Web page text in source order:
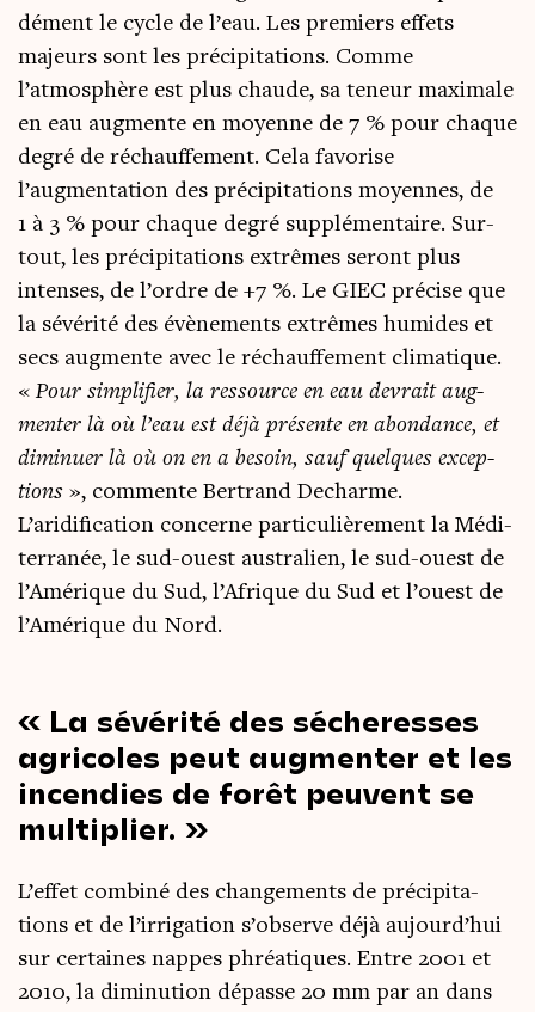
dé­ment le cycle de l’eau. Les pre­miers effets
majeurs sont les pré­ci­pi­ta­tions. Comme
l’atmosphère est plus chaude, sa teneur maxi­male
en eau aug­mente en moyenne de 7 % pour chaque
degré de réchauf­fe­ment. Cela favo­rise
l’augmentation des pré­ci­pi­ta­tions moyennes, de
1 à 3 % pour chaque degré sup­plé­men­taire. Sur­
tout, les pré­ci­pi­ta­tions extrêmes seront plus
intenses, de l’ordre de +7 %. Le GIEC pré­cise que
la sévé­ri­té des évè­ne­ments extrêmes humides et
secs aug­mente avec le réchauf­fe­ment cli­ma­tique.
« Pour sim­pli­fier, la res­source en eau devrait aug­
men­ter là où l’eau est déjà pré­sente en abon­dance, et
dimi­nuer là où on en a besoin, sauf quelques excep­
tions », com­mente Ber­trand Decharme.
L’aridification concerne par­ti­cu­liè­re­ment la Médi­
ter­ra­née, le sud-ouest aus­tra­lien, le sud-ouest de
l’Amérique du Sud, l’Afrique du Sud et l’ouest de
l’Amérique du Nord.
La sévé­ri­té des séche­resses
agri­coles peut aug­men­ter et les
incen­dies de forêt peuvent se
multiplier.
L’effet com­bi­né des chan­ge­ments de pré­ci­pi­ta­
tions et de l’irrigation s’observe déjà aujourd’hui
sur cer­taines nappes phréa­tiques. Entre 2001 et
2010, la dimi­nu­tion dépasse 20 mm par an dans